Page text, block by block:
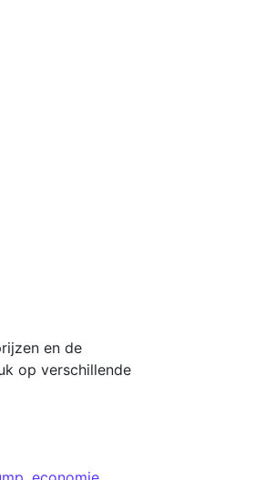
en de
op verschillende